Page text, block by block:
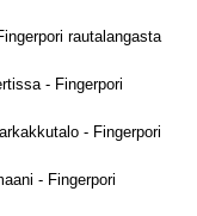
rautalangasta
- Fingerpori
- Fingerpori
- Fingerpori